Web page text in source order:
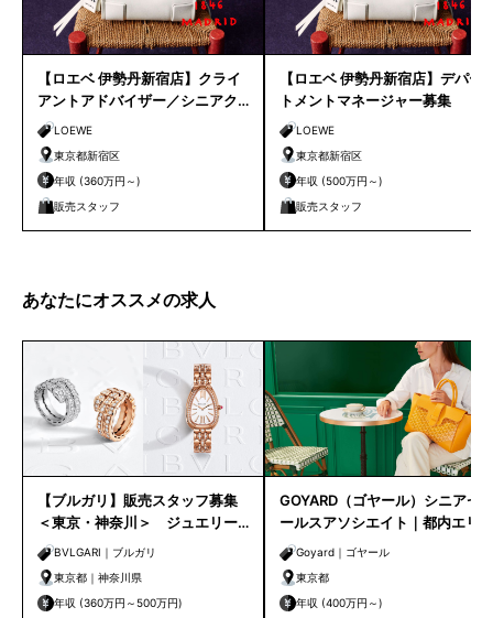
【ロエベ 伊勢丹新宿店】クライ
アントアドバイザー／シニアク
ライアントアドバイザー募集
LOEWE
東京都新宿区
年収 (360万円～)
販売スタッフ
【ロエベ 伊勢丹新宿店】デパー
トメントマネージャー募集
LOEWE
東京都新宿区
年収 (500万円～)
販売スタッフ
あなたにオススメの求人
【ブルガリ】販売スタッフ募集
＜東京・神奈川＞ ジュエリー
販売未経験OK！
BVLGARI｜ブルガリ
東京都｜神奈川県
年収 (360万円～500万円)
GOYARD（ゴヤール）シニアセ
ールスアソシエイト｜都内エリ
アGoyard｜ゴヤール
東京都
年収 (400万円～)